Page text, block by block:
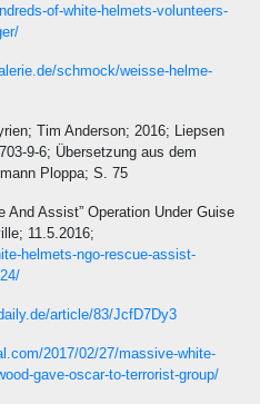
of-white-helmets-volunteers-
schmock/weisse-helme-
Tim Anderson; 2016; Liepsen
9-6; Übersetzung aus dem
Ploppa; S. 75
And Assist” Operation Under Guise
11.5.2016;
helmets-ngo-rescue-assist-
article/83/JcfD7Dy3
2017/02/27/massive-white-
gave-oscar-to-terrorist-group/